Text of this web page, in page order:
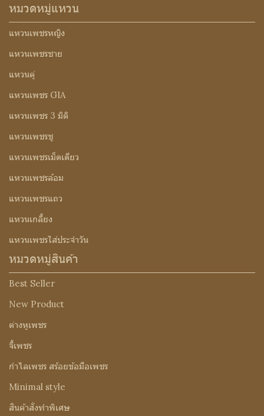
หมวดหมู่แหวน
แหวนเพชรหญิง
แหวนเพชรชาย
แหวนคู่
แหวนเพชร GIA
แหวนเพชร 3 มิติ
แหวนเพชรชู
แหวนเพชรเม็ดเดียว
แหวนเพชรล้อม
แหวนเพชรแถว
แหวนเกลี้ยง
แหวนเพชรใส่ประจำวัน
หมวดหมู่สินค้า
Best Seller
New Product
ต่างหูเพชร
จี้เพชร
กำไลเพชร สร้อยข้อมือเพชร
Minimal style
สินค้าสั่งทำพิเศษ